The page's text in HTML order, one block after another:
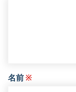
名前 ※